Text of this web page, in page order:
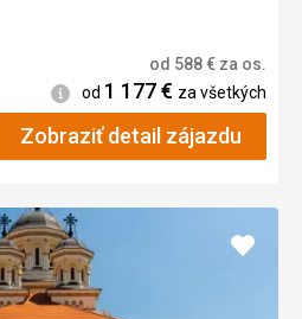
od 588€ za os.
Informácie
od 1 177€ za všetkých
Zobraziť detail zájazdu
Pridať